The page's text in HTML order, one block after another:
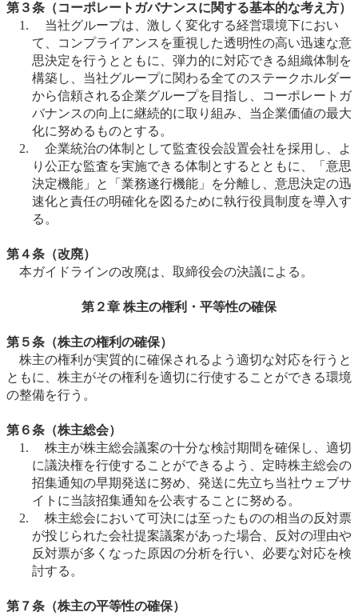
第３条（コーポレートガバナンスに関する基本的な考え方）
当社グループは、激しく変化する経営環境下におい
て、コンプライアンスを重視した透明性の高い迅速な意
思決定を行うとともに、弾力的に対応できる組織体制を
構築し、 当社グループに関わる全てのステークホルダー
から信頼される企業グループを目指し、コーポレートガ
バナンスの向上に継続的に取り組み、当企業価値の最大
化に努めるものとする。
企業統治の体制として監査役会設置会社を採用し、よ
り公正な監査を実施できる体制とするとともに、「意思
決定機能」と「業務遂行機能」を分離し、意思決定の迅
速化と責任の明確化を図るために執行役員制度を導入す
る。
第４条（改廃）
本ガイドラインの改廃は、取締役会の決議による。
第２章 株主の権利・平等性の確保
第５条（株主の権利の確保）
株主の権利が実質的に確保されるよう適切な対応を行うと
ともに、株主がその権利を適切に行使することができる環境
の整備を行う。
第６条（株主総会）
株主が株主総会議案の十分な検討期間を確保し、適切
に議決権を行使することができるよう、定時株主総会の
招集通知の早期発送に努め、発送に先立ち当社ウェブサ
イトに当該招集通知を公表することに努める。
株主総会において可決には至ったものの相当の反対票
が投じられた会社提案議案があった場合、反対の理由や
反対票が多くなった原因の分析を行い、必要な対応を検
討する。
第７条（株主の平等性の確保）